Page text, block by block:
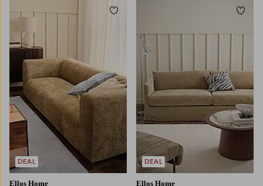
Ellos Home
DEAL
Legg til favoritter
Ellos Home
DEAL